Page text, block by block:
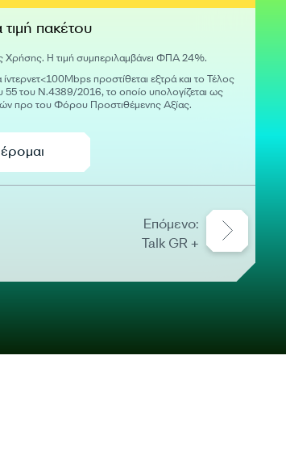
τιμή πακέτου
Χρήσης. Η τιμή συμπεριλαμβάνει ΦΠΑ 24%.
προστίθεται εξτρά και το Τέλος
του Ν.4389/2016, το οποίο υπολογίζεται ως
προ του Φόρου Προστιθέμενης Αξίας.
Επόμενο:
Talk GR +